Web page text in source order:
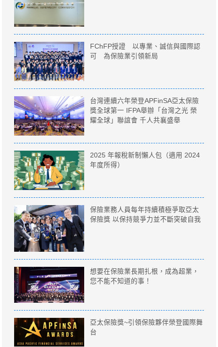
FChFP授證 以專業、誠信與國際認
可 為保險業引領新局
台灣連續六年榮登APFinSA亞太保險
獎全球第一 IFPA舉辦「台灣之光 榮
耀全球」聯誼會 千人共襄盛舉
2025 年報稅新制懶人包（適用 2024
年度所得）
保險業務人員每年持續積極爭取亞太
保險獎 以保持競爭力並不斷突破自我
想要在保險業長期扎根，成為超業，
您不能不知道的事！
亞太保險獎~引領保險夥伴榮登國際舞
台